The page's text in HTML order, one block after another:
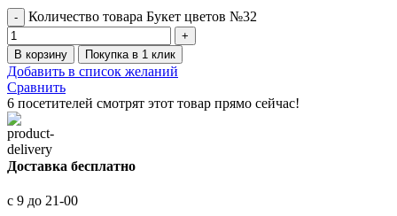
Количество товара Букет цветов №32
В корзину Покупка в 1 клик
Добавить в список желаний
Сравнить
6 посетителей смотрят этот товар прямо сейчас!
Доставка бесплатно
с 9 до 21-00